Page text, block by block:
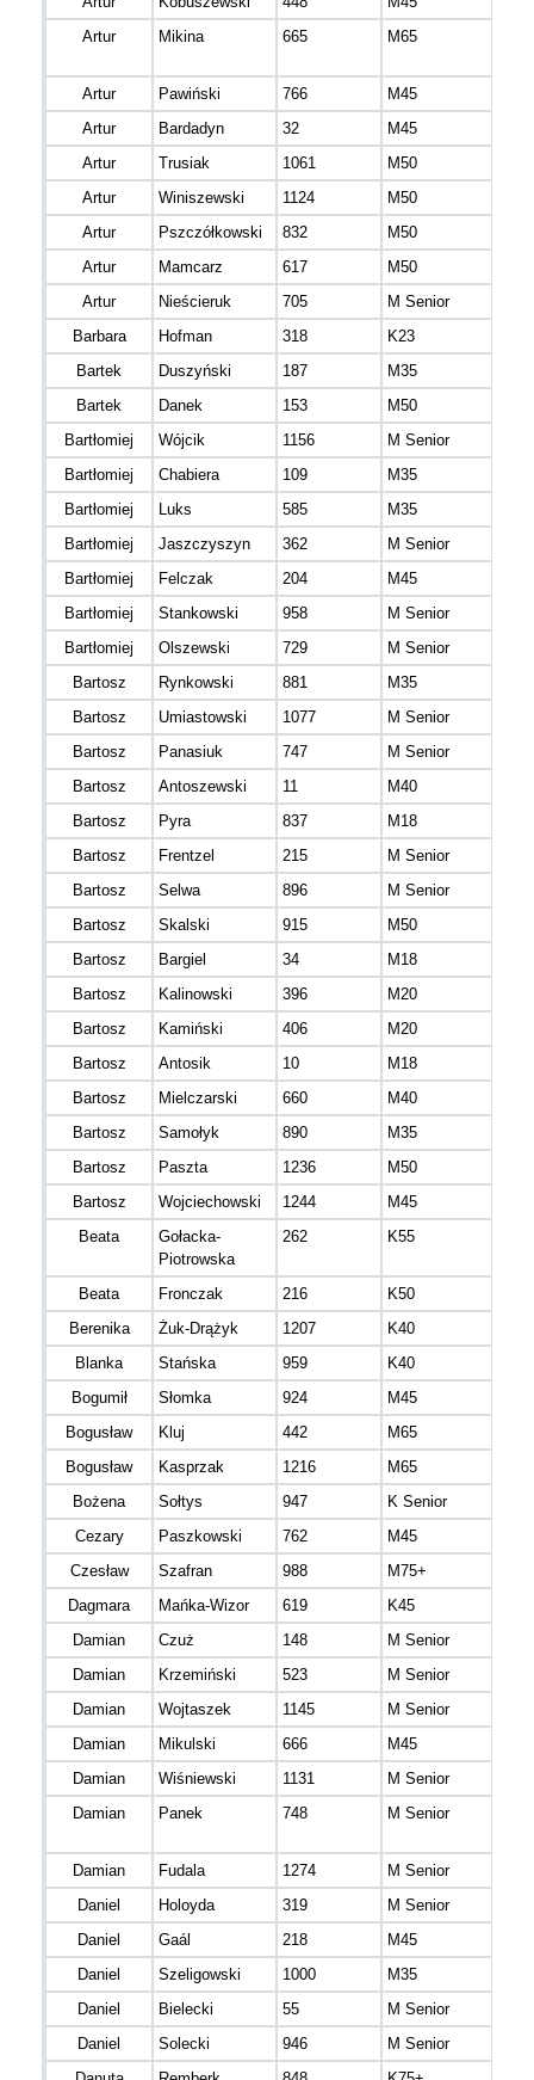
Artur
Mikina 665 M65
Artur Pawiński 766 M45
Artur
Bardadyn 32
M45
Artur
Trusiak 1061
M50
Artur
Winiszewski 1124
M50
Artur
Pszczółkowski 832 M50
Artur
Mamcarz 617 M50
Artur
Nieścieruk 705 M Senior
Barbara
Hofman 318 K23
Bartek
Duszyński 187 M35
Bartek
Danek 153 M50
Bartłomiej
Wójcik 1156
M Senior
Bartłomiej
Chabiera 109 M35
Bartłomiej
Luks 585 M35
Bartłomiej
Jaszczyszyn 362 M Senior
Bartłomiej
Felczak 204 M45
Bartłomiej
Stankowski 958 M Senior
Bartłomiej
Olszewski 729 M Senior
Bartosz
Rynkowski 881 M35
Bartosz
Umiastowski 1077
M Senior
Bartosz
Panasiuk 747
M Senior
Bartosz
Antoszewski 11 M40
Bartosz
Pyra 837 M18
Bartosz
Frentzel 215 M Senior
Bartosz
Selwa 896 M Senior
Bartosz
Skalski 915 M50
Bartosz
Bargiel 34 M18
Bartosz
Kalinowski 396 M20
Bartosz
Kamiński 406 M20
Bartosz
Antosik 10 M18
Bartosz
Mielczarski 660 M40
Bartosz
Samołyk 890 M35
Bartosz
Paszta 1236 M50
Bartosz
Wojciechowski 1244 M45
Beata
Gołacka-
Piotrowska
262 K55
Beata Fronczak 216 K50
Berenika
Żuk-Drążyk 1207 K40
Blanka
Stańska 959 K40
Bogumił
Słomka 924 M45
Bogusław
Kluj 442 M65
Bogusław
Kasprzak 1216 M65
Bożena
Sołtys 947
K Senior
Cezary
Paszkowski 762 M45
Czesław
Szafran 988 M75+
Dagmara
Mańka-Wizor 619 K45
Damian
Czuż 148 M Senior
Damian
Krzemiński 523
M Senior
Damian
Wojtaszek 1145 M Senior
Damian
Mikulski 666 M45
Damian
Wiśniewski 1131 M Senior
Damian
Panek 748 M Senior
Damian Fudala 1274 M Senior
Daniel
Holoyda 319
M Senior
Daniel
Gaál 218
M45
Daniel
Szeligowski 1000
M35
Daniel
Bielecki 55 M Senior
Daniel
Solecki 946 M Senior